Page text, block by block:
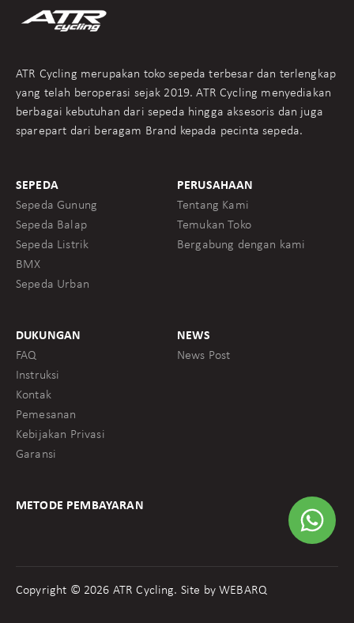
ATR Cycling merupakan toko sepeda terbesar dan terlengkap
yang telah beroperasi sejak 2019. ATR Cycling menyediakan
berbagai kebutuhan dari sepeda hingga aksesoris dan juga
sparepart dari beragam Brand kepada pecinta sepeda.
SEPEDA
Sepeda Gunung
Sepeda Balap
Sepeda Listrik
BMX
Sepeda Urban
PERUSAHAAN
Tentang Kami
Temukan Toko
Bergabung dengan kami
DUKUNGAN
FAQ
Instruksi
Kontak
Pemesanan
Kebijakan Privasi
Garansi
NEWS
News Post
METODE PEMBAYARAN
Copyright © 2026 ATR Cycling. Site byWEBARQ